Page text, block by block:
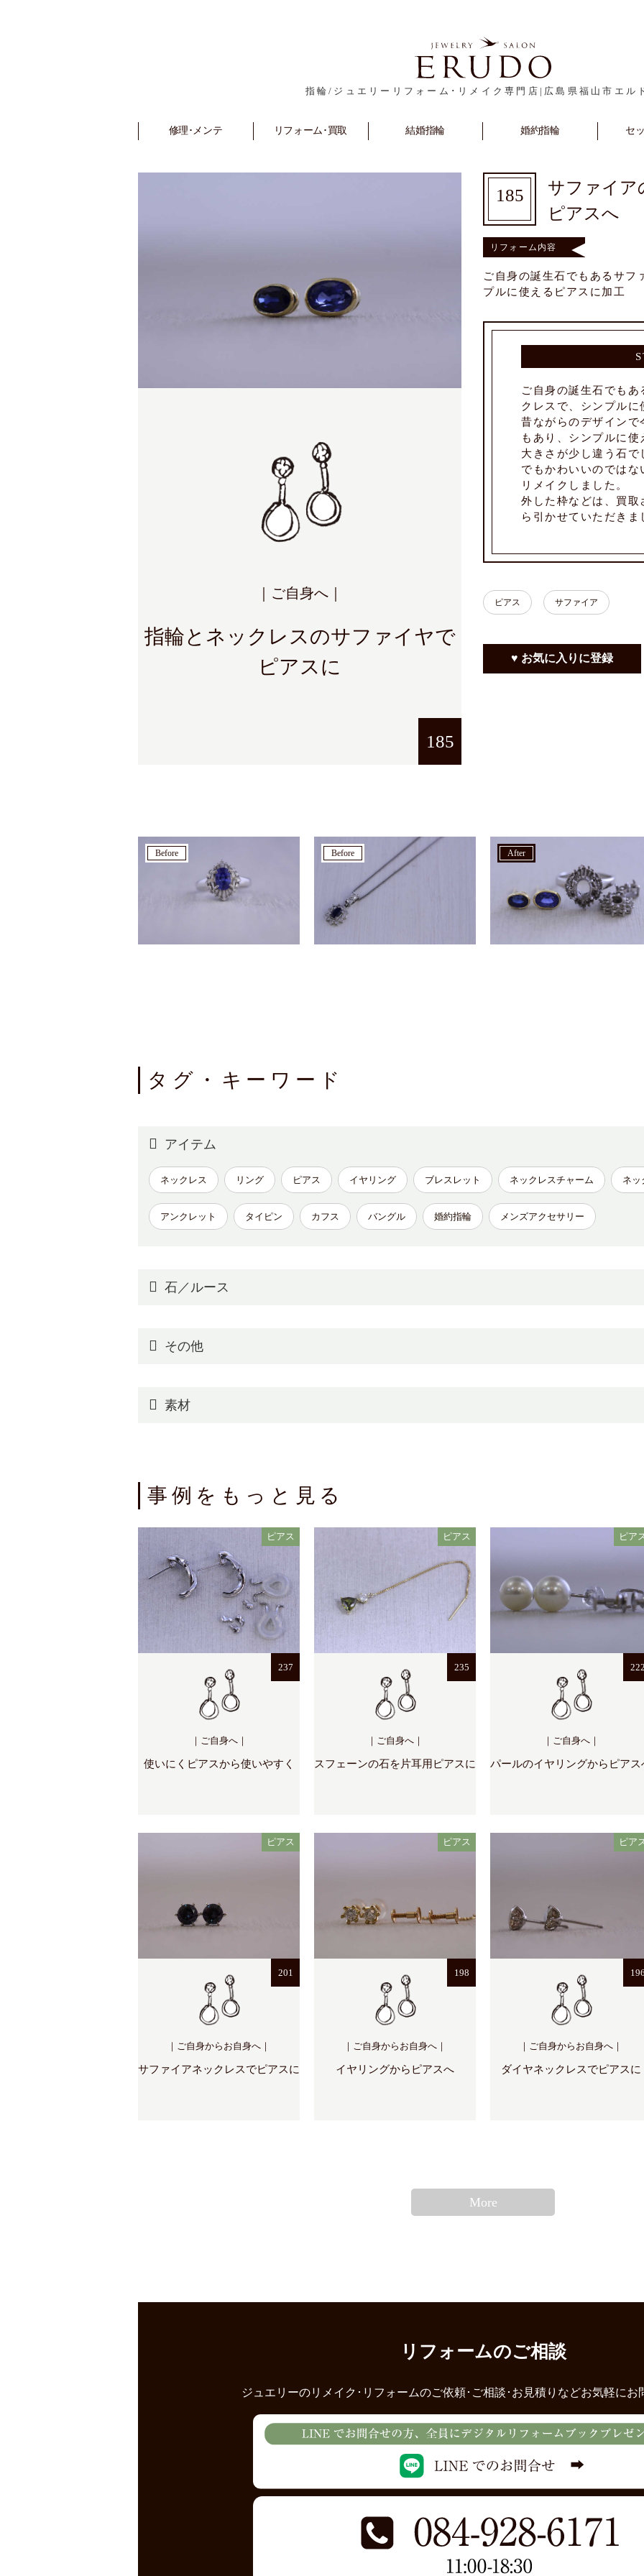
指輪/ジュエリーリフォーム･リメイク専門店|広島県福山市エル
修理･メンテ
Repair リフォーム･買取
Reform 結婚指輪
Marriage 婚約指輪
Engagement セ
｜ご自身へ｜
指輪とネックレスのサファイヤで
ピアスに
185
185
サファイア
ピアスへ
リフォーム内容
ご自身の誕生石でもあるサフ
プルに使えるピアスに加工
ご自身の誕生石でもあ
クレスで、シンプルに
昔ながらのデザインで
もあり、シンプルに使
大きさが少し違う石で
でもかわいいのではな
リメイクしました。
外した枠などは、買取
ら引かせていただきま
ピアス サファイア
♥ お気に入りに登録
before before after
タグ・キーワード
アイテム
ネックレス リング ピアス イヤリング ブレスレット ネックレスチャーム ネッ
アンクレット タイピン カフス バングル 婚約指輪 メンズアクセサリー
石／ルース
その他
素材
事例をもっと見る
ピアス
237
｜ご自身へ｜
使いにくピアスから使いやすく
ピアス
235
｜ご自身へ｜
スフェーンの石を片耳用ピアスに
ピア
222
｜ご自身へ｜
パールのイヤリングからピアス
ピアス
201
｜ご自身からお自身へ｜
サファイアネックレスでピアスに
ピアス
198
｜ご自身からお自身へ｜
イヤリングからピアスへ
ピア
196
｜ご自身からお自身へ｜
ダイヤネックレスでピアスに
More
リフォームのご相談
ジュエリーのリメイク･リフォームのご依頼･ご相談･お見積りなどお気軽にお